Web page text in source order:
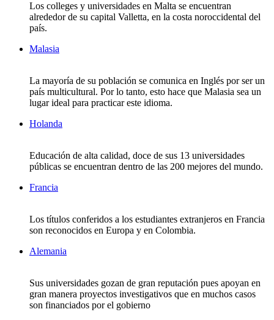
Los colleges y universidades en Malta se encuentran
alrededor de su capital Valletta, en la costa noroccidental del
país.
Malasia
La mayoría de su población se comunica en Inglés por ser un
país multicultural. Por lo tanto, esto hace que Malasia sea un
lugar ideal para practicar este idioma.
Holanda
Educación de alta calidad, doce de sus 13 universidades
públicas se encuentran dentro de las 200 mejores del mundo.
Francia
Los títulos conferidos a los estudiantes extranjeros en Francia
son reconocidos en Europa y en Colombia.
Alemania
Sus universidades gozan de gran reputación pues apoyan en
gran manera proyectos investigativos que en muchos casos
son financiados por el gobierno